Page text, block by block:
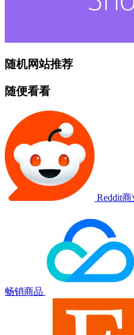
随机网站推荐
随便看看
Reddit商
畅销商品